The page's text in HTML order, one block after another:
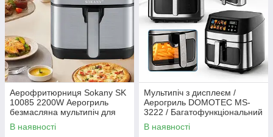
Аерофритюрниця Sokany SK
10085 2200W Аерогриль
безмасляна мультипіч для
приготування без олії 12л з
сенсорним керуванням
В наявності
Мультипіч з дисплеєм /
Аерогриль DOMOTEC MS-
3222 / Багатофункціональний
аерогриль 2800 Вт 12 л
В наявності